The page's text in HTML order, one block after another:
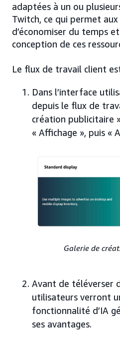
adaptées à un ou
Twitch, ce qui permet aux
d’économiser du temps
conception de ces
Le flux de travail client
Dans l’interface
depuis le flux de
création publicitaire
« Affichage », puis «
Galerie de
Avant de téléverser
utilisateurs verront
fonctionnalité d’IA
ses avantages.